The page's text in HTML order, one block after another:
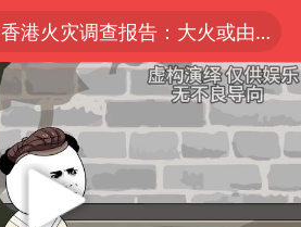
“China Cool”火了，老外爱上中国避暑游
中国东方电气集团原党组副书记、董事宋致远被查
张本智和：零封向鹏不意外
云南一地村民过火把节意外灼伤16人
泰国初中生饮弹自尽前开了26枪